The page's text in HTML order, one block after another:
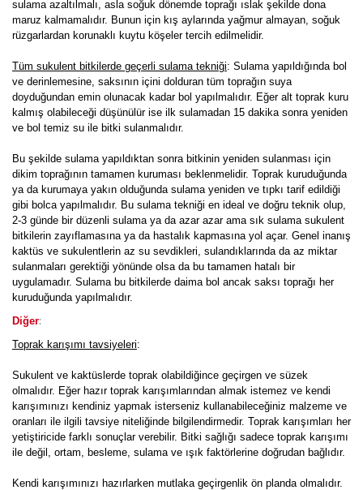
sulama azaltılmalı, asla soğuk dönemde toprağı ıslak şekilde dona
maruz kalmamalıdır. Bunun için kış aylarında yağmur almayan, soğuk
rüzgarlardan korunaklı kuytu köşeler tercih edilmelidir.
Tüm sukulent bitkilerde geçerli sulama tekniği: Sulama yapıldığında bol
ve derinlemesine, saksının içini dolduran tüm toprağın suya
doyduğundan emin olunacak kadar bol yapılmalıdır. Eğer alt toprak kuru
kalmış olabileceği düşünülür ise ilk sulamadan 15 dakika sonra yeniden
ve bol temiz su ile bitki sulanmalıdır.
Bu şekilde sulama yapıldıktan sonra bitkinin yeniden sulanması için
dikim toprağının tamamen kuruması beklenmelidir. Toprak kuruduğunda
ya da kurumaya yakın olduğunda sulama yeniden ve tıpkı tarif edildiği
gibi bolca yapılmalıdır. Bu sulama tekniği en ideal ve doğru teknik olup,
2-3 günde bir düzenli sulama ya da azar azar ama sık sulama sukulent
bitkilerin zayıflamasına ya da hastalık kapmasına yol açar. Genel inanış
kaktüs ve sukulentlerin az su sevdikleri, sulandıklarında da az miktar
sulanmaları gerektiği yönünde olsa da bu tamamen hatalı bir
uygulamadır. Sulama bu bitkilerde daima bol ancak saksı toprağı her
kuruduğunda yapılmalıdır.
Diğer:
Toprak karışımı tavsiyeleri:
Sukulent ve kaktüslerde toprak olabildiğince geçirgen ve süzek
olmalıdır. Eğer hazır toprak karışımlarından almak istemez ve kendi
karışımınızı kendiniz yapmak isterseniz kullanabileceğiniz malzeme ve
oranları ile ilgili tavsiye niteliğinde bilgilendirmedir. Toprak karışımları her
yetiştiricide farklı sonuçlar verebilir. Bitki sağlığı sadece toprak karışımı
ile değil, ortam, besleme, sulama ve ışık faktörlerine doğrudan bağlıdır.
Kendi karışımınızı hazırlarken mutlaka geçirgenlik ön planda olmalıdır.